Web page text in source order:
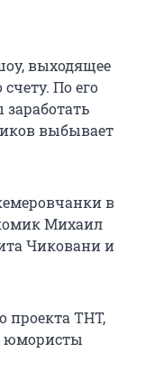
выходящее
По его
выбывает
в
Михаил
Чиковани и
проекта ТНТ,
юмористы